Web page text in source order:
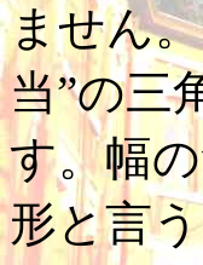
ません
当”の三
す。幅
形と言